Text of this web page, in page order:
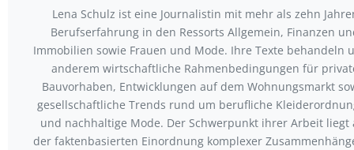
Lena Schulz ist eine Journalistin mit mehr als zehn
Berufserfahrung in den Ressorts Allgemein, Finanzen
Immobilien sowie Frauen und Mode. Ihre Texte behandeln
anderem wirtschaftliche Rahmenbedingungen für
Bauvorhaben, Entwicklungen auf dem Wohnungsmarkt
gesellschaftliche Trends rund um berufliche
und nachhaltige Mode. Der Schwerpunkt ihrer Arbeit liegt
der faktenbasierten Einordnung komplexer